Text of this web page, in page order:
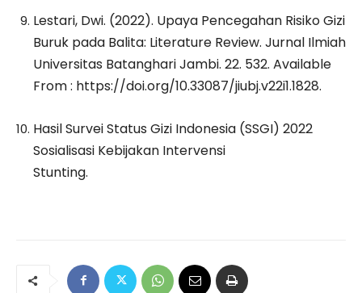
Lestari, Dwi. (2022). Upaya Pencegahan Risiko Gizi
Buruk pada Balita: Literature Review. Jurnal Ilmiah
Universitas Batanghari Jambi. 22. 532. Available
From : https://doi.org/10.33087/jiubj.v22i1.1828.
Hasil Survei Status Gizi Indonesia (SSGI) 2022
Sosialisasi Kebijakan Intervensi
Stunting.